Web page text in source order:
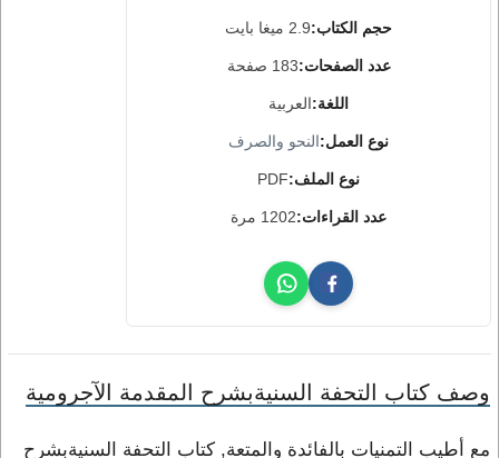
حجم الكتاب:2.9 ميغا بايت
عدد الصفحات:183 صفحة
اللغة:العربية
نوع العمل:النحو والصرف
نوع الملف:PDF
عدد القراءات:1202 مرة
وصف كتاب التحفة السنيةبشرح المقدمة الآجرومية
مع أطيب التمنيات بالفائدة والمتعة, كتاب التحفة السنيةبشرح